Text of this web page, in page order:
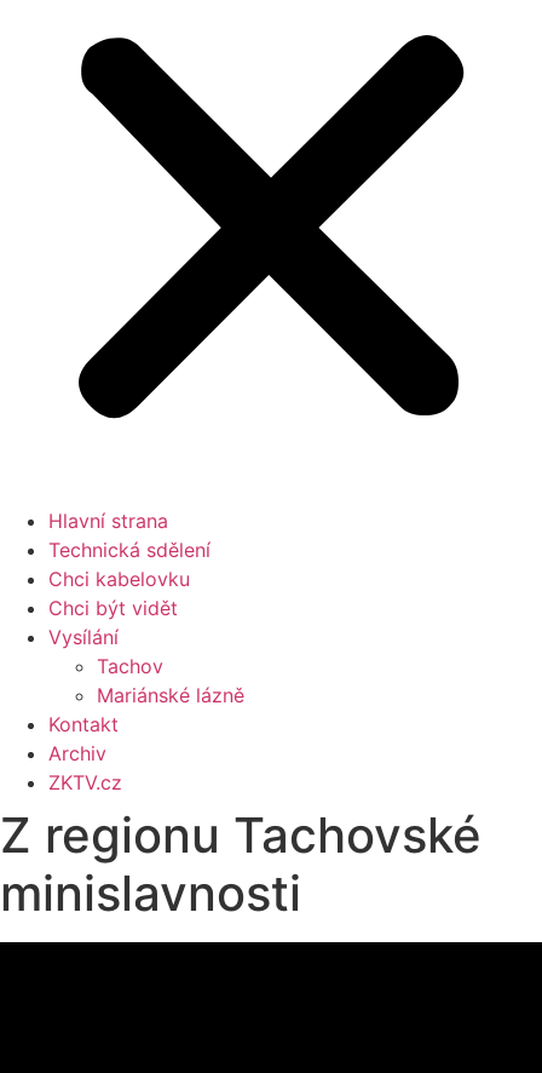
Hlavní strana
Technická sdělení
Chci kabelovku
Chci být vidět
Vysílání
Tachov
Mariánské lázně
Kontakt
Archiv
ZKTV.cz
Z regionu Tachovské
minislavnosti